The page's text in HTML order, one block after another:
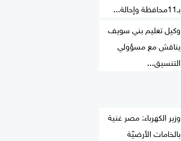
بـ11محافظة وإحالة...
وكيل تعليم بني سويف
يناقش مع مسؤولي
التنسيق...
وزير الكهرباء: مصر غنية
بالخامات الأرضيّة